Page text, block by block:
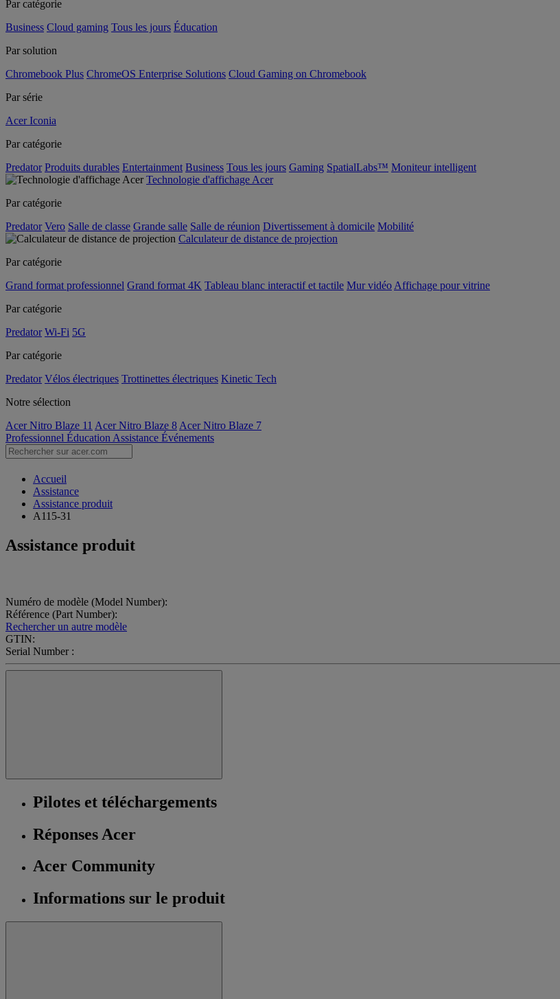
Par catégorie
Business Cloud gaming Tous les jours Éducation
Par solution
Chromebook Plus ChromeOS Enterprise Solutions Cloud Gaming on Chromebook
Par série
Acer Iconia
Par catégorie
Predator Produits durables Entertainment Business Tous les jours Gaming SpatialLabs™ Moniteur intelligent
Technologie d'affichage Acer
Par catégorie
Predator Vero Salle de classe Grande salle Salle de réunion Divertissement à domicile Mobilité
Calculateur de distance de projection
Par catégorie
Grand format professionnel Grand format 4K Tableau blanc interactif et tactile Mur vidéo Affichage pour vitrine
Par catégorie
Predator Wi-Fi 5G
Par catégorie
Predator Vélos électriques Trottinettes électriques Kinetic Tech
Notre sélection
Acer Nitro Blaze 11 Acer Nitro Blaze 8 Acer Nitro Blaze 7
Professionnel Éducation Assistance Événements
Accueil
Assistance
Assistance produit
A115-31
Assistance produit
Numéro de modèle (Model Number):
Référence (Part Number):
Rechercher un autre modèle
GTIN:
Serial Number :
Pilotes et téléchargements
Réponses Acer
Acer Community
Informations sur le produit